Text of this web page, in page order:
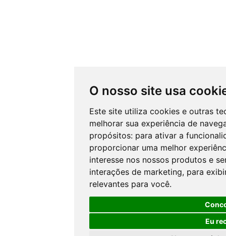
O nosso site usa
Este site utiliza cookies e outras
melhorar sua experiência de
propósitos: para ativar a
proporcionar uma melhor
interesse nos nossos produtos e
interações de marketing, para
relevantes para você.
Eu